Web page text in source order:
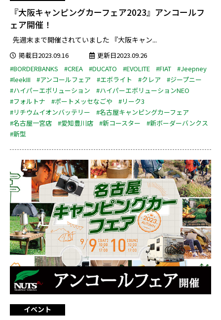
『大阪キャンピングカーフェア2023』アンコールフ
ェア開催！
先週末まで開催されていました 『大阪キャン...
掲載日2023.09.16
更新日2023.09.26
#BORDERBANKS
#CREA #DUCATO #EVOLITE #FIAT
#Jeepney
#leekIII
#アンコールフェア #エボライト #クレア
#ジープニー
#ハイパーエボリューション
#ハイパーエボリューションNEO
#フォルトナ
#ポートメッセなごや
#リーク3
#リチウムイオンバッテリー
#名古屋キャンピングカーフェア
#名古屋一宮店
#愛知豊川店 #新コースター
#新ボーダーバンクス
#新型
イベント